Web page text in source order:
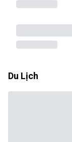
Du Lịch